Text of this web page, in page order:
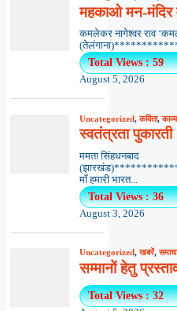
महकाओ मन-मंदिर
कमलेकर नागेश्वर राव
Total Views : 59
August 5, 2026
Uncategorized,कविता,
स्वतंत्रता पुकारती
ममता सिंहधनबाद
माँ हमारी भारत...
Total Views : 36
August 3, 2026
Uncategorized,खबरें,
सम्मानों हेतु
Total Views : 32